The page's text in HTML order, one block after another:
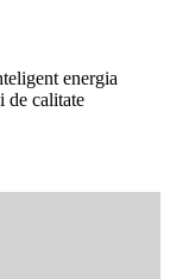
energia
de calitate